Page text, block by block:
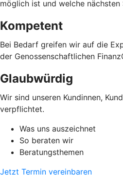
möglich ist und welche
Kompetent
Bei Bedarf greifen wir auf die
der Genossenschaftlichen
Glaubwürdig
Wir sind unseren Kundinnen,
verpflichtet.
Was uns auszeichnet
So beraten wir
Beratungsthemen
Jetzt Termin vereinbaren